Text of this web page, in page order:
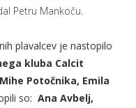
Petru Mankoču.
plavalcev je nastopilo
kluba Calcit
Mihe Potočnika, Emila
so: Ana Avbelj,